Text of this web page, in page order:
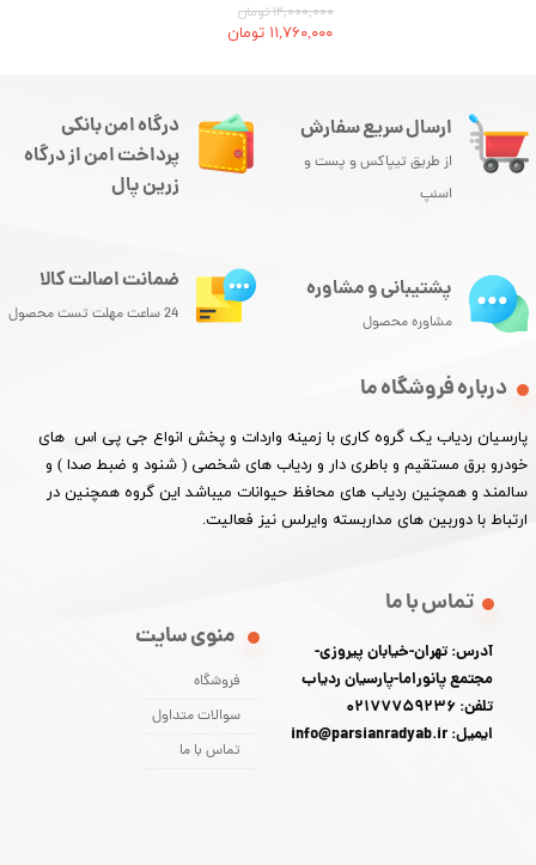
۱۲,۰۰۰,۰۰۰ تومان
۱۱,۷۶۰,۰۰۰ تومان
ارسال سریع سفارش
از طریق تیپاکس و پست و
اسنپ
درباره فروشگاه ما
پارسیان ردیاب یک گروه کاری با زمینه واردات و پخش انواع جی پی اس های
خودرو برق مستقیم و باطری دار و ردیاب های شخصی ( شنود و ضبط صدا ) و
سالمند و همچنین ردیاب های محافظ حیوانات میباشد این گروه همچنین در
ارتباط با دوربین های مداربسته وایرلس نیز فعالیت.​​​​​​​
منوی سایت
فروشگاه
سوالات متداول
تماس با ما
تماس با ما
آدرس: تهران-خیابان پیروزی-
مجتمع پانوراما-پارسیان ردیاب
تلفن: 02177759236
ایمیل: info@parsianradyab.ir
درگاه امن بانکی
پرداخت امن از درگاه
زرین پال
پشتیبانی و مشاوره
مشاوره محصول
ضمانت اصالت کالا
24 ساعت مهلت تست محصول